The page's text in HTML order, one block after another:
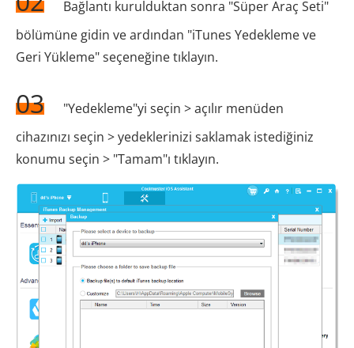
Bağlantı kurulduktan sonra "Süper Araç Seti"
bölümüne gidin ve ardından "iTunes Yedekleme ve
Geri Yükleme" seçeneğine tıklayın.
03
"Yedekleme"yi seçin > açılır menüden
cihazınızı seçin > yedeklerinizi saklamak istediğiniz
konumu seçin > "Tamam"ı tıklayın.